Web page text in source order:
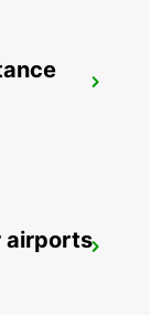
airports